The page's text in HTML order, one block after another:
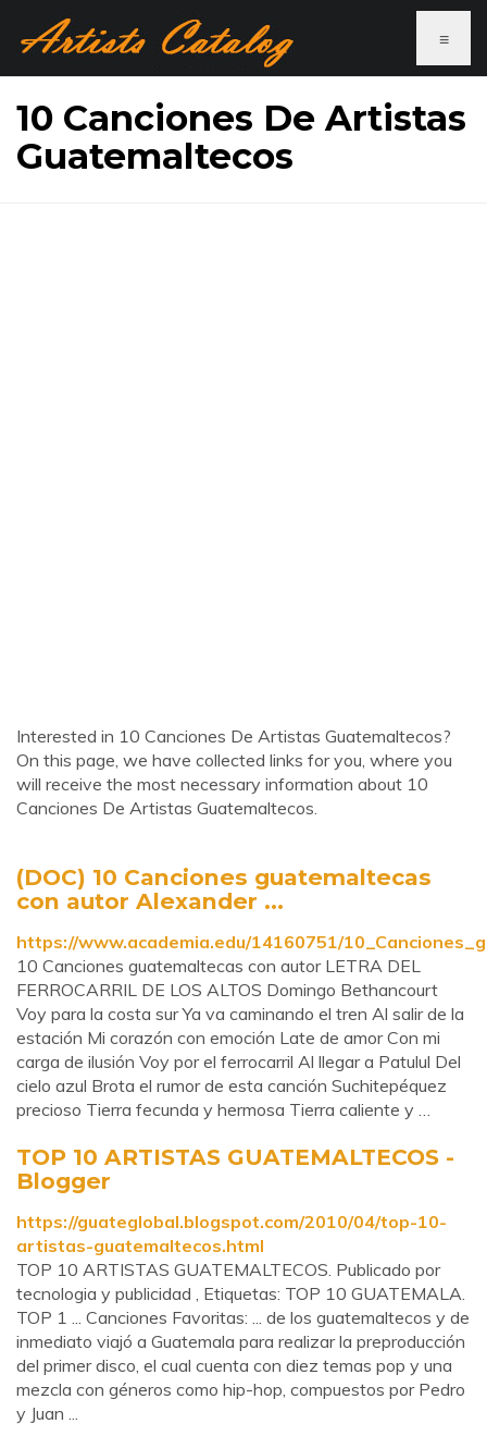
≡
10 Canciones De Artistas
Guatemaltecos
Interested in 10 Canciones De Artistas Guatemaltecos?
On this page, we have collected links for you, where you
will receive the most necessary information about 10
Canciones De Artistas Guatemaltecos.
(DOC) 10 Canciones guatemaltecas
con autor Alexander ...
https://www.academia.edu/14160751/
10 Canciones guatemaltecas con autor LETRA DEL
FERROCARRIL DE LOS ALTOS Domingo Bethancourt
Voy para la costa sur Ya va caminando el tren Al salir de la
estación Mi corazón con emoción Late de amor Con mi
carga de ilusión Voy por el ferrocarril Al llegar a Patulul Del
cielo azul Brota el rumor de esta canción Suchitepéquez
precioso Tierra fecunda y hermosa Tierra caliente y …
TOP 10 ARTISTAS GUATEMALTECOS -
Blogger
https://guateglobal.blogspot.com/2010/04/top-10-
artistas-guatemaltecos.html
TOP 10 ARTISTAS GUATEMALTECOS. Publicado por
tecnologia y publicidad , Etiquetas: TOP 10 GUATEMALA.
TOP 1 ... Canciones Favoritas: ... de los guatemaltecos y de
inmediato viajó a Guatemala para realizar la preproducción
del primer disco, el cual cuenta con diez temas pop y una
mezcla con géneros como hip-hop, compuestos por Pedro
y Juan ...